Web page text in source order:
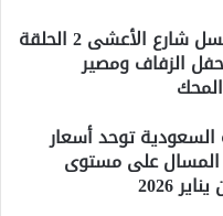
بالتفاصيل: مسلسل شارع الأعشى 2 الحلقة
الزفاف ومصير
السعودية توحد أسعار
المسال على مستوى
2026